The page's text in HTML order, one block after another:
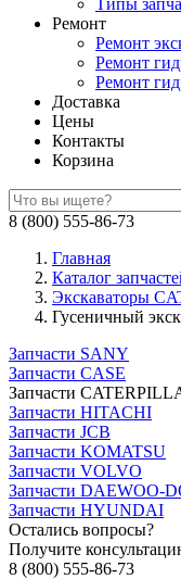
Типы
Ремонт
Ремонт
Ремонт
Ремонт
Доставка
Цены
Контакты
Корзина
8 (800) 555-86-73
Главная
Каталог
Экскаваторы
Гусеничный
Запчасти SANY
Запчасти CASE
Запчасти
Запчасти HITACHI
Запчасти JCB
Запчасти KOMATSU
Запчасти VOLVO
Запчасти DAEWOO-
Запчасти HYUNDAI
Остались вопросы?
Получите
8 (800) 555-86-73